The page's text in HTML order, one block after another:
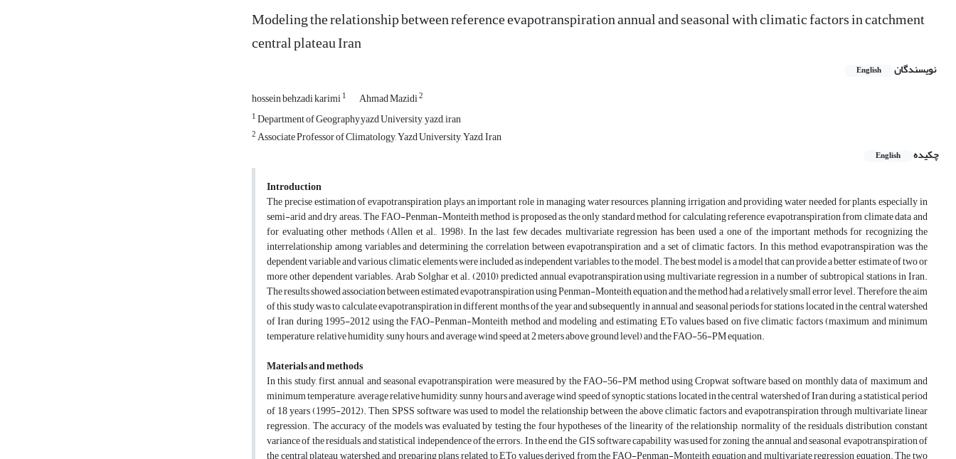
Modeling the relationship between reference evapotranspiration annual and seasonal with climatic factors in catchment
central plateau Iran
نویسندگان English
hossein behzadi karimi1 Ahmad Mazidi2
1Department of Geography,yazd University, yazd, iran
2Associate Professor of Climatology, Yazd University, Yazd, Iran
چکیده
English
Introduction
The precise estimation of evapotranspiration plays an important role in managing water resources, planning irrigation and providing water needed for plants, especially in
semi-arid and dry areas. The FAO-Penman-Monteith method is proposed as the only standard method for calculating reference evapotranspiration from climate data and
for evaluating other methods (Allen et al., 1998). In the last few decades, multivariate regression has been used a one of the important methods for recognizing the
interrelationship among variables and determining the correlation between evapotranspiration and a set of climatic factors. In this method, evapotranspiration was the
dependent variable and various climatic elements were included as independent variables to the model. The best model is a model that can provide a better estimate of two or
more other dependent variables. Arab Solghar et al. (2010) predicted annual evapotranspiration using multivariate regression in a number of subtropical stations in Iran.
The results showed association between estimated evapotranspiration using Penman-Monteith equation and the method had a relatively small error level. Therefore, the aim
of this study was to calculate evapotranspiration in different months of the year and subsequently in annual and seasonal periods for stations located in the central watershed
of Iran during 1995-2012 using the FAO-Penman-Monteith method and modeling and estimating ETo values based on five climatic factors (maximum and minimum
temperature, relative humidity, suny hours, and average wind speed at 2 meters above ground level) and the FAO-56-PM equation.
Materials and methods
In this study, first, annual and seasonal evapotranspiration were measured by the FAO-56-PM method using Cropwat software based on monthly data of maximum and
minimum temperature, average relative humidity, sunny hours and average wind speed of synoptic stations located in the central watershed of Iran during a statistical period
of 18 years (1995-2012). Then, SPSS software was used to model the relationship between the above climatic factors and evapotranspiration through multivariate linear
regression. The accuracy of the models was evaluated by testing the four hypotheses of the linearity of the relationship, normality of the residuals distribution, constant
variance of the residuals, and statistical independence of the errors. In the end, the GIS software capability was used for zoning the annual and seasonal evapotranspiration of